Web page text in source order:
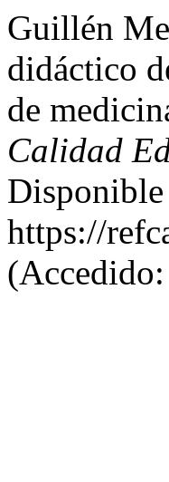
Guillén
didáctico
de
Calidad
Disponible
https://